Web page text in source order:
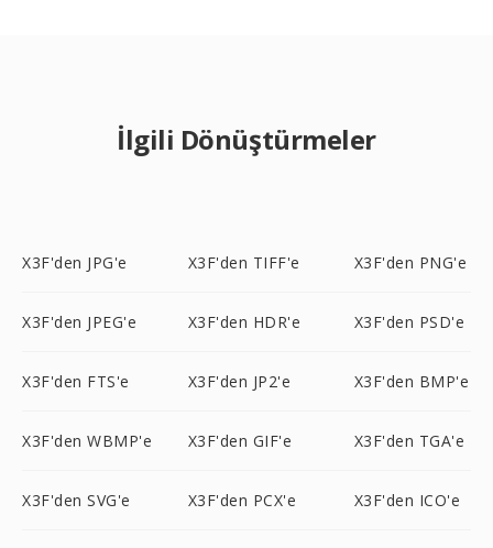
İlgili Dönüştürmeler
X3F'den JPG'e X3F'den TIFF'e X3F'den PNG'e
X3F'den JPEG'e X3F'den HDR'e X3F'den PSD'e
X3F'den FTS'e X3F'den JP2'e X3F'den BMP'e
X3F'den WBMP'e X3F'den GIF'e X3F'den TGA'e
X3F'den SVG'e X3F'den PCX'e X3F'den ICO'e